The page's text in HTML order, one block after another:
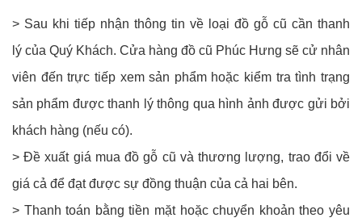
> Sau khi tiếp nhận thông tin về loại đồ gỗ cũ cần thanh
lý của Quý Khách. Cửa hàng đồ cũ Phúc Hưng sẽ cử nhân
viên đến trực tiếp xem sản phẩm hoặc kiểm tra tình trạng
sản phẩm được thanh lý thông qua hình ảnh được gửi bởi
khách hàng (nếu có).
> Đề xuất giá mua đồ gỗ cũ và thương lượng, trao đổi về
giá cả để đạt được sự đồng thuận của cả hai bên.
> Thanh toán bằng tiền mặt hoặc chuyển khoản theo yêu